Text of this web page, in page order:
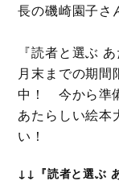
長の磯崎園子さ
『読者と選ぶ
月末までの期間
中！ 今から準
あたらしい絵本
い！
↓↓『読者と選ぶ